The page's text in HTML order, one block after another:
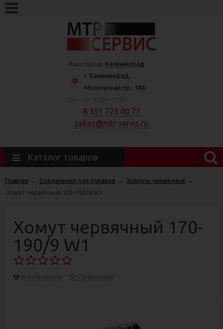
Ваш город: Калининград
г. Калининград,
Московский пр., 184
8 351 723 00 77
zakaz@mtr-servis.ru
Каталог товаров
Главная Соединения для рукавов Хомуты червячные
Хомут червячный 170-190/9 W1
Хомут червячный 170-
190/9 W1